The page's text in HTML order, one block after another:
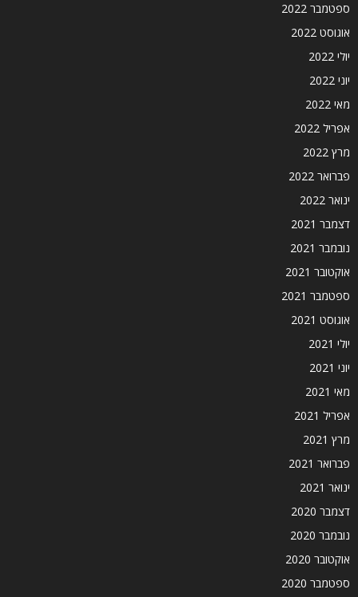
ספטמבר 2022
אוגוסט 2022
יולי 2022
יוני 2022
מאי 2022
אפריל 2022
מרץ 2022
פברואר 2022
ינואר 2022
דצמבר 2021
נובמבר 2021
אוקטובר 2021
ספטמבר 2021
אוגוסט 2021
יולי 2021
יוני 2021
מאי 2021
אפריל 2021
מרץ 2021
פברואר 2021
ינואר 2021
דצמבר 2020
נובמבר 2020
אוקטובר 2020
ספטמבר 2020